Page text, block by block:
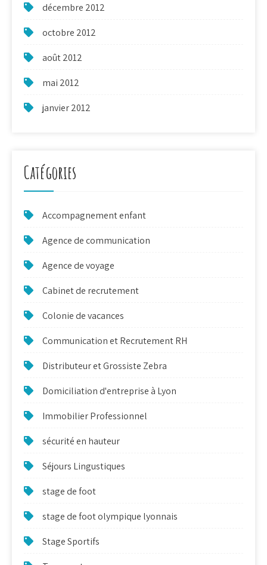
décembre 2012
octobre 2012
août 2012
mai 2012
janvier 2012
Catégories
Accompagnement enfant
Agence de communication
Agence de voyage
Cabinet de recrutement
Colonie de vacances
Communication et Recrutement RH
Distributeur et Grossiste Zebra
Domiciliation d'entreprise à Lyon
Immobilier Professionnel
sécurité en hauteur
Séjours Lingustiques
stage de foot
stage de foot olympique lyonnais
Stage Sportifs